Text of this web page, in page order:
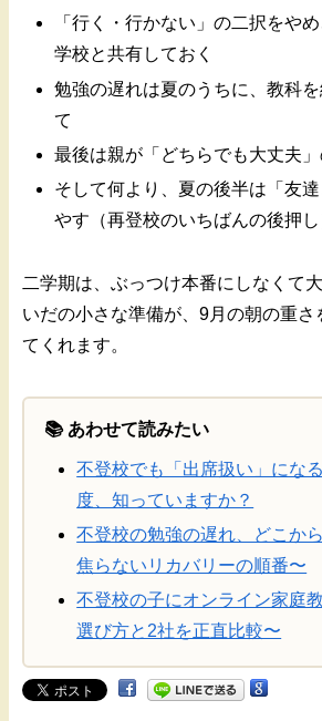
「行く・行かない」の二択をや
学校と共有しておく
勉強の遅れは夏のうちに、教科
て
最後は親が「どちらでも大丈夫
そして何より、夏の後半は「友
やす（再登校のいちばんの後押し
二学期は、ぶっつけ本番にしなくて
いだの小さな準備が、9月の朝の重さ
てくれます。
📚 あわせて読みたい
不登校でも「出席扱い」にな
度、知っていますか？
不登校の勉強の遅れ、どこか
焦らないリカバリーの順番〜
不登校の子にオンライン家庭
選び方と2社を正直比較〜